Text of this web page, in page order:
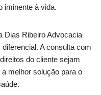
iminente à vida.
Dias Ribeiro Advocacia
A consulta com
do cliente sejam
melhor solução para o